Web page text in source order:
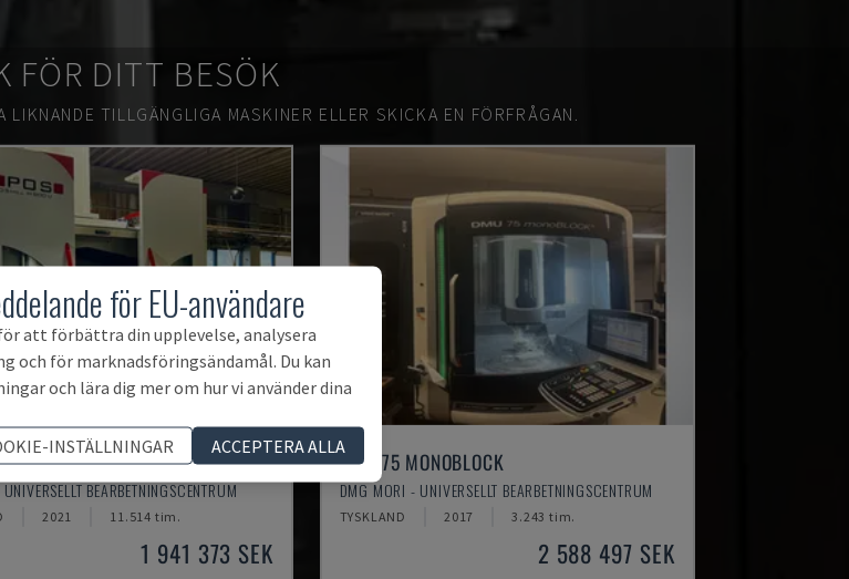
FÖR DITT BESÖK
LIKNANDE TILLGÄNGLIGA MASKINER ELLER SKICKA EN FÖRFRÅGAN.
BEARBETNINGSCENTRUM
2021 11.514 tim.
1 941 373 SEK
DMU 75 MONOBLOCK
DMG MORI - UNIVERSELLT BEARBETNINGSCENTRUM
TYSKLAND 2017 3.243 tim.
2 588 497 SEK
för EU-användare
att förbättra din upplevelse, analysera
och för marknadsföringsändamål. Du kan
och lära dig mer om hur vi använder dina
INSTÄLLNINGAR
ACCEPTERA ALLA